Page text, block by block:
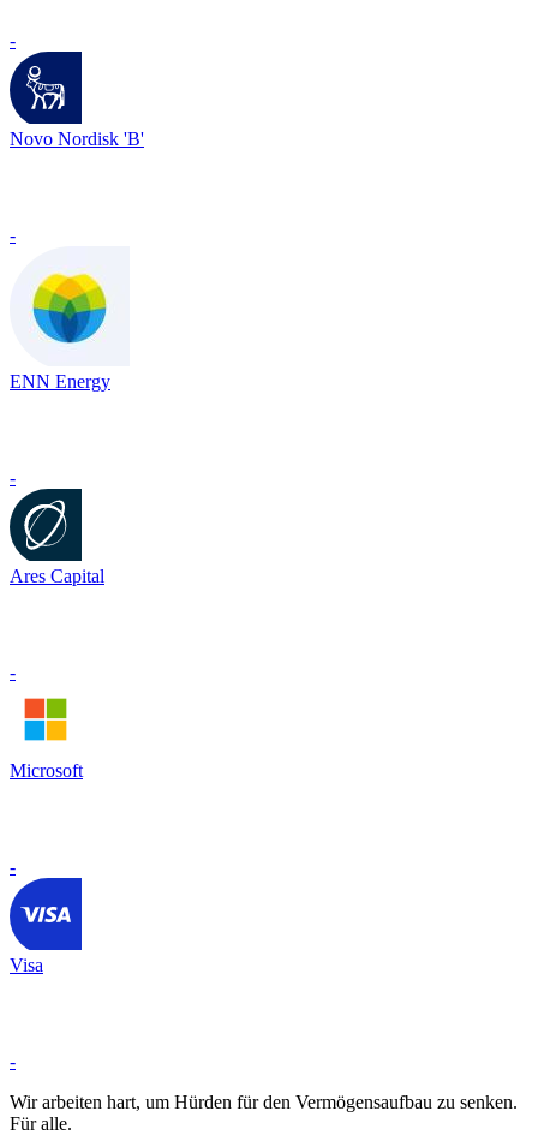
-
Novo Nordisk 'B'
-
ENN Energy
-
Ares Capital
-
Microsoft
-
Visa
-
Wir arbeiten hart, um Hürden für den Vermögensaufbau zu senken.
Für alle.